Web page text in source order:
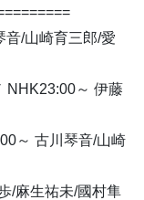
音/山崎育三郎/愛
NHK23:00～ 伊藤
～ 古川琴音/山崎
/麻生祐未/國村隼